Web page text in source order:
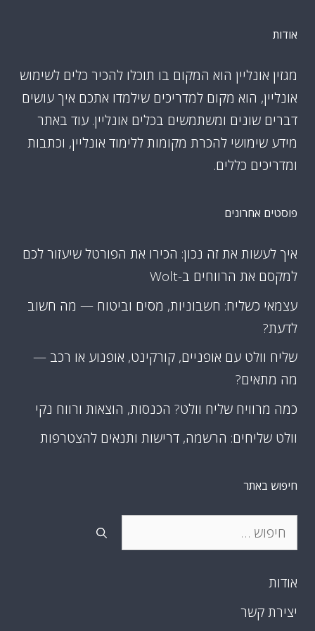
אודות
מגזין אונליין הוא המקום בו תוכלו להכיר כלים לשימוש
אונליין, הוא מקום למדריכים שילמדו אתכם איך עושים
דברים שונים ומשתמשים בכלים אונליין. עוד באתר
מידע שימושי להכרת מקומות ללימוד אונליין, וכתבות
ומדריכים כללים.
פוסטים אחרונים
איך לעשות את זה נכון: הכירו את הפורטל שיעזור לכם
למקסם את הרווחים ב-Wolt
עצמאי כשליח: חשבוניות, מסים וביטוח — מה חשוב
לדעת?
שליח וולט עם אופניים, קורקינט, אופנוע או רכב —
מה מתאים?
כמה מרוויח שליח וולט? הכנסות, הוצאות ורווח נקי
וולט שליחים: הרשמה, דרישות ותנאים להצטרפות
חיפוש באתר
חיפוש:
אודות
יצירת קשר